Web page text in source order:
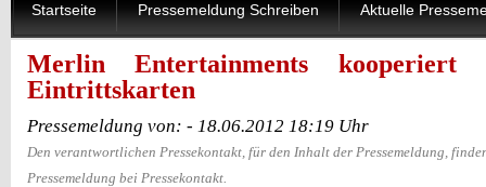
Startseite Pressemeldung Schreiben Aktuelle
Merlin Entertainments kooperiert
Eintrittskarten
Pressemeldung von: - 18.06.2012 18:19 Uhr
Den verantwortlichen Pressekontakt, für den Inhalt der Pressemeldung,
Pressemeldung bei Pressekontakt.